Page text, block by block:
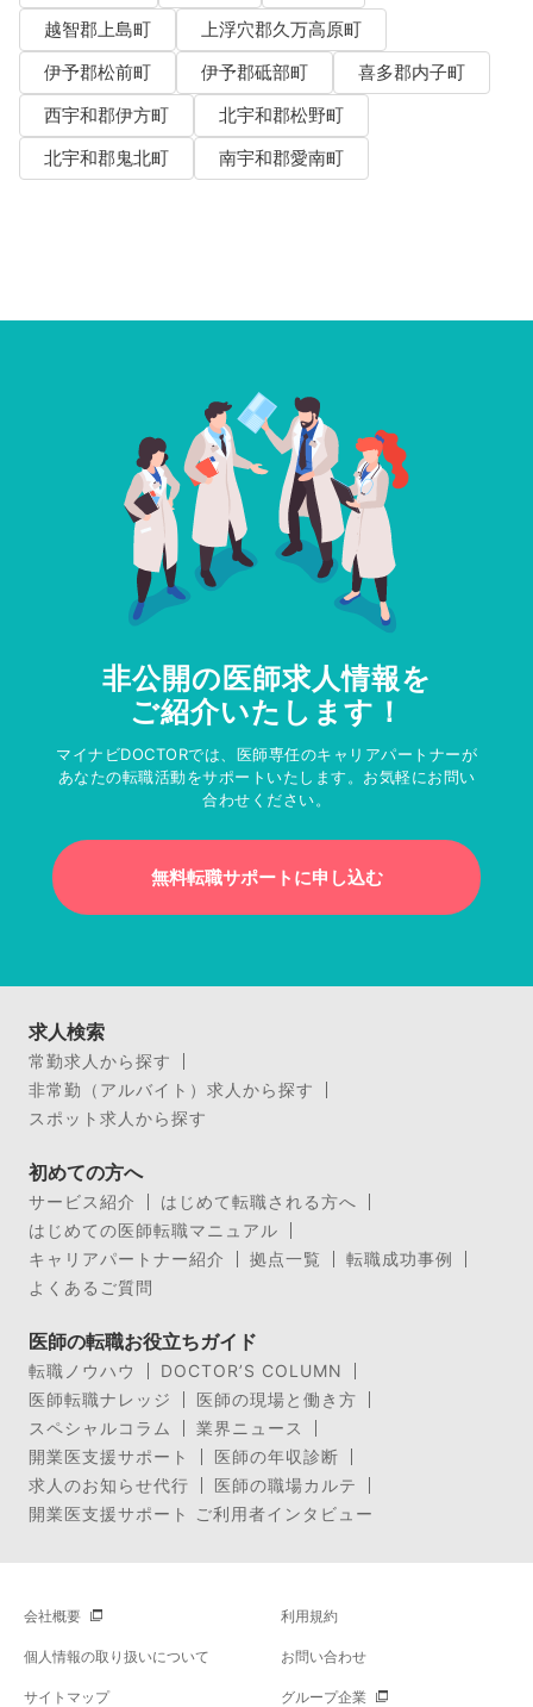
越智郡上島町
上浮穴郡久万高原町
伊予郡松前町
伊予郡砥部町
喜多郡内子町
西宇和郡伊方町
北宇和郡松野町
北宇和郡鬼北町
南宇和郡愛南町
非公開の医師求人情報を
ご紹介いたします！
マイナビDOCTORでは、医師専任のキャリアパートナーが
あなたの転職活動をサポートいたします。お気軽にお問い
合わせください。
無料転職サポートに申し込む
求人検索
常勤求人から探す
非常勤（アルバイト）求人から探す
スポット求人から探す
初めての方へ
サービス紹介
はじめて転職される方へ
はじめての医師転職マニュアル
キャリアパートナー紹介
拠点一覧
転職成功事例
よくあるご質問
医師の転職お役立ちガイド
転職ノウハウ
DOCTOR’S COLUMN
医師転職ナレッジ
医師の現場と働き方
スペシャルコラム
業界ニュース
開業医支援サポート
医師の年収診断
求人のお知らせ代行
医師の職場カルテ
開業医支援サポート ご利用者インタビュー
会社概要 利用規約
個人情報の取り扱いについて お問い合わせ
サイトマップ グループ企業